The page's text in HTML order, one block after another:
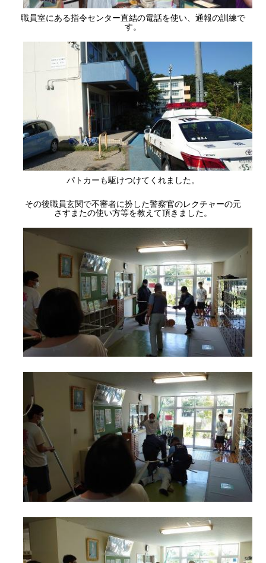
職員室にある指令センター直結の電話を使い、通報の訓練で
す。
パトカーも駆けつけてくれました。
その後職員玄関で不審者に扮した警察官のレクチャーの元
さすまたの使い方等を教えて頂きました。